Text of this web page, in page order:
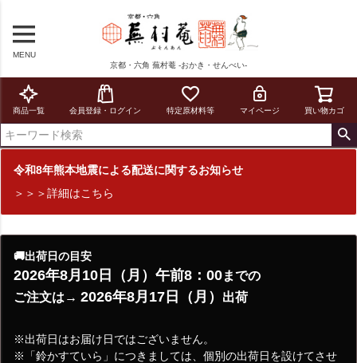
MENU
京都・六角 蕪村菴 -おかき・せんべい-
商品一覧 会員登録・ログイン 特定原材料等 マイページ 買い物カゴ
令和8年熊本地震による配送に関するお知らせ
＞＞＞詳細はこちら
🚚出荷日の目安
2026年8月10日（月）午前8：00までの
ご注文は→ 2026年8月17日（月） 出荷
※出荷日はお届け日ではございません。
※「鈴かすていら」につきましては、個別の出荷日を設けてさせ